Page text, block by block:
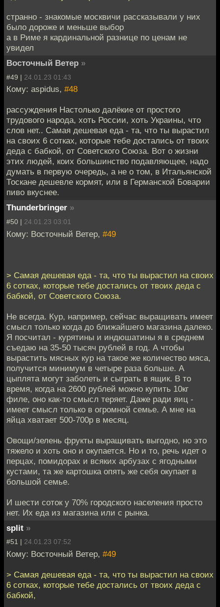
странно - знакомые москвичи рассказывали у них
было дороже и меньше выбор
а в Риме я кардинальной разнице по ценам не
увидел
Восточный Ветер »
#49 | 24.01.23 01:43
Кому: aspidus, #48
рассуждения Настолько далёкие от простого
трудового народа, хоть России, хоть Украины, что
слов нет.. Самая дешевая еда - та, что ты вырастил
на своих 6 сотках, которые тебе достались от твоих
деда с бабкой, от Советского Союза. Вот о жизни
этих людей, коих большинство подавляющее, надо
думать в первую очередь, а не о том, в Итальянской
Тоскане дешевле кормят, или в Германской Боварии
пиво вкуснее.
Thunderbringer »
#50 | 24.01.23 03:01
Кому: Восточный Ветер, #49
> Самая дешевая еда - та, что ты вырастил на своих
6 сотках, которые тебе достались от твоих деда с
бабкой, от Советского Союза.
Не всегда. Кур, например, сейчас выращивать имеет
смысл только когда до ближайшего магазина далеко.
Я посчитал - курятины и индюшатины я в среднем
съедаю на 35-50 тысяч рублей в год. А чтобы
вырастить мясных кур на такое же количество мяса,
получится минимум в четыре раза больше. А
цыплята могут заболеть и сыграть в ящик. В то
время, когда на 2600 рублей можно купить 10кг
филе, оно как-то смысл теряет. Даже ради яиц -
имеет смысл только в огромной семье. А мне на
яйца хватает 500-700р в месяц.
Овощи/зелень фрукты выращивать выгодно, но это
тяжело и хоть оно и окупается. Но и то, речь идет о
перцах, помидорах и всяких арбузах с ягодными
кустами, та же картошка опять же себя окупает в
большой семье.
И шести соток у 70% городского населения просто
нет. Их еда из магазина или с рынка.
split »
#51 | 24.01.23 07:52
Кому: Восточный Ветер, #49
> Самая дешевая еда - та, что ты вырастил на своих
6 сотках, которые тебе достались от твоих деда с
бабкой,